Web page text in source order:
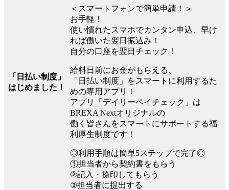
「日払い制度」
はじめました！
＜スマートフォンで簡単申請！＞
お手軽！
使い慣れたスマホでカンタン申込、早け
れば働いた翌日振込み！
自分の口座を翌日チェック！
給料日前にお金がもらえる、
「日払い制度」をスマートに利用するた
めの専用アプリ！
アプリ「デイリーペイチェック」は
BREXA Nextオリジナルの
働く皆さんをスマートにサポートする福
利厚生制度です！
◎利用手順は簡単5ステップで完了◎
①担当者から契約書をもらう
②記入・捺印してもらう
③担当者に提出する